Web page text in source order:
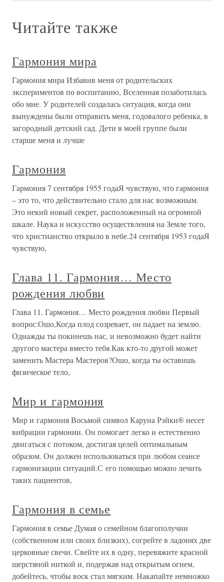
Читайте также
Гармония мира
Гармония мира Избавив меня от родительских
экспериментов по воспитанию, Вселенная позаботилась
обо мне. У родителей создалась ситуация, когда они
вынуждены были отправить меня, годовалого ребенка, в
загородный детский сад. Дети в моей группе были
старше меня и лучше
Гармония
Гармония 7 сентября 1955 годаЯ чувствую, что гармония
– это то, что действительно стало для нас возможным.
Это некий новый секрет, расположенный на огромной
шкале. Наука и искусство осуществления на Земле того,
что христианство открыло в небе.24 сентября 1953 годаЯ
чувствую,
Глава 11. Гармония… Место
рождения любви
Глава 11. Гармония… Место рождения любви Первый
вопрос:Ошо,Когда плод созревает, он падает на землю.
Однажды ты покинешь нас, и невозможно будет найти
другого мастера вместо тебя.Как кто-то другой может
заменить Мастера Мастеров?Ошо, когда ты оставишь
физическое тело,
Мир и гармония
Мир и гармония Восьмой символ Каруна Рэйки® несет
вибрации гармонии. Он помогает легко и естественно
двигаться с потоком, достигая целей оптимальным
образом. Он должен использоваться при любом сеансе
гармонизации ситуаций.С его помощью можно лечить
таких пациентов,
Гармония в семье
Гармония в семье Думая о семейном благополучии
(собственном или своих близких), согрейте в ладонях две
церковные свечи. Свейте их в одну, перевяжите красной
шерстяной ниткой и, подержав над открытым огнем,
добейтесь, чтобы воск стал мягким. Накапайте немножко